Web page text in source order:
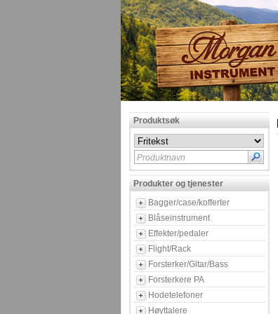
Produktsøk
Produktnavn
Produkter og tjenester
Bagger/case/kofferter
Blåseinstrument
Effekter/pedaler
Flight/Rack
Forsterker/Gitar/Bass
Forsterkere PA
Hodetelefoner
Høyttalere